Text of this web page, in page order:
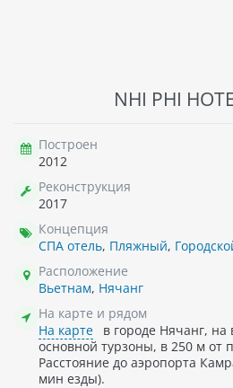
NHI PHI
Построен
2012
Реконструкция
2017
Концепция
СПА отель, Пляжный,
Расположение
Вьетнам, Нячанг
На карте и рядом
На карте
в городе Нячанг,
основной турзоны, в 250 м от
Расстояние до аэропорта
мин езды).